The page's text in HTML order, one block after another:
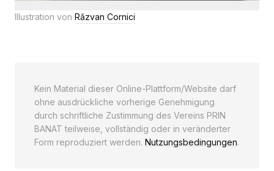
Illustration von Răzvan Cornici
Kein Material dieser Online-Plattform/Website darf
ohne ausdrückliche vorherige Genehmigung
durch schriftliche Zustimmung des Vereins PRIN
BANAT teilweise, vollständig oder in veränderter
Form reproduziert werden. Nutzungsbedingungen.